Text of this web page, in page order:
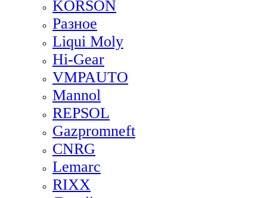
KORSON
Разное
Liqui Moly
Hi-Gear
VMPAUTO
Mannol
REPSOL
Gazpromneft
CNRG
Lemarc
RIXX